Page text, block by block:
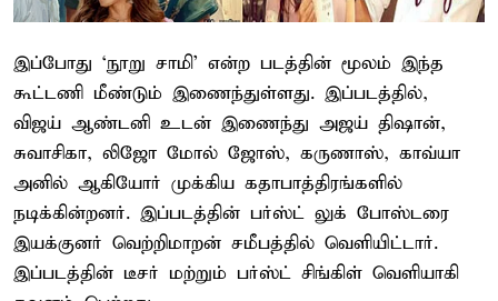
இப்போது ‘நூறு சாமி’ என்ற படத்தின் மூலம் இந்த
கூட்டணி மீண்டும் இணைந்துள்ளது. இப்படத்தில்,
விஜய் ஆண்டனி உடன் இணைந்து அஜய் திஷான்,
சுவாசிகா, லிஜோ மோல் ஜோஸ், கருணாஸ், காவ்யா
அனில் ஆகியோர் முக்கிய கதாபாத்திரங்களில்
நடிக்கின்றனர். இப்படத்தின் பர்ஸ்ட் லுக் போஸ்டரை
இயக்குனர் வெற்றிமாறன் சமீபத்தில் வெளியிட்டார்.
இப்படத்தின் டீசர் மற்றும் பர்ஸ்ட் சிங்கிள் வெளியாகி